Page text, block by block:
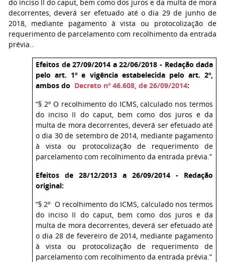
do inciso II do caput, bem como dos juros e da multa de mora
decorrentes, deverá ser efetuado até o dia 29 de junho de
2018, mediante pagamento à vista ou protocolização de
requerimento de parcelamento com recolhimento da entrada
prévia..
Efeitos de 27/09/2014 a 22/06/2018 - Redação dada
pelo art. 1º e vigência estabelecida pelo art. 2º,
ambos do Decreto nº 46.608, de 26/09/2014:
“§ 2º O recolhimento do ICMS, calculado nos termos
do inciso II do caput, bem como dos juros e da
multa de mora decorrentes, deverá ser efetuado até
o dia 30 de setembro de 2014, mediante pagamento
à vista ou protocolização de requerimento de
parcelamento com recolhimento da entrada prévia.”
Efeitos de 28/12/2013 a 26/09/2014 - Redação
original:
“§ 2º O recolhimento do ICMS, calculado nos termos
do inciso II do caput, bem como dos juros e da
multa de mora decorrentes, deverá ser efetuado até
o dia 28 de fevereiro de 2014, mediante pagamento
à vista ou protocolização de requerimento de
parcelamento com recolhimento da entrada prévia.”